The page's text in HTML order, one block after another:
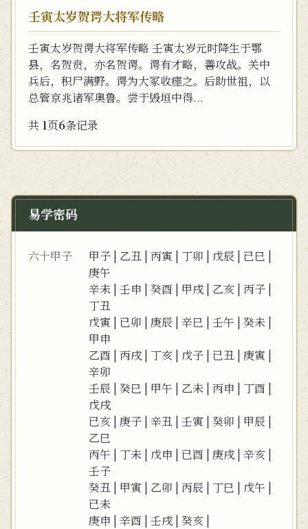
壬寅太岁贺谔大将军传略
壬寅太岁贺谔大将军传略 壬寅太岁元时降生于鄂
县，名贺贲，亦名贺谔。谔有才略，善攻战。关中
兵后，积尸满野。谔为大冢收瘗之。后助世祖，以
总管京兆诸军奥鲁。尝于毁垣中得...
共 1页6条记录
易学密码
六十甲子 甲子 | 乙丑 |丙寅 | 丁卯 | 戊辰 | 已巳 |
庚午
辛未 |壬申 |癸酉 | 甲戌 | 乙亥 |丙子 |
丁丑
戊寅 | 已卯 | 庚辰 |辛巳 |壬午 |癸未 |
甲申
乙酉 |丙戌 | 丁亥 | 戊子 | 已丑 | 庚寅 |
辛卯
壬辰 |癸巳 | 甲午 | 乙未 |丙申 | 丁酉 |
戊戌
已亥 | 庚子 |辛丑 |壬寅 |癸卯 | 甲辰 |
乙巳
丙午 | 丁未 | 戊申 | 已酉 | 庚戌 |辛亥 |
壬子
癸丑 | 甲寅 | 乙卯 |丙辰 | 丁巳 | 戊午 |
已未
庚申 |辛酉 |壬戌 |癸亥 |